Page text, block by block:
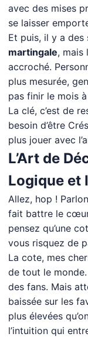
avec des mises
se laisser
Et puis, il y a
martingale, mais
accroché.
plus mesurée,
pas finir le mois
La clé, c’est de
besoin d’être
plus jouer avec
L’Art de
Logique et
Allez, hop !
fait battre le cœur
pensez qu’une
vous risquez de
La cote, mes
de tout le
des fans. Mais
baissée sur les
plus élevées
l’intuition qui